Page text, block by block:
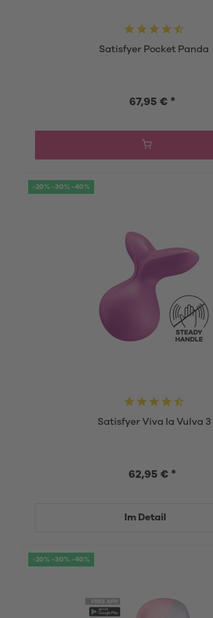
Satisfyer Pocket Panda
67,95 € *
-20% -30% -40%
Satisfyer Viva la Vulva 3
62,95 € *
Im Detail
-20% -30% -40%